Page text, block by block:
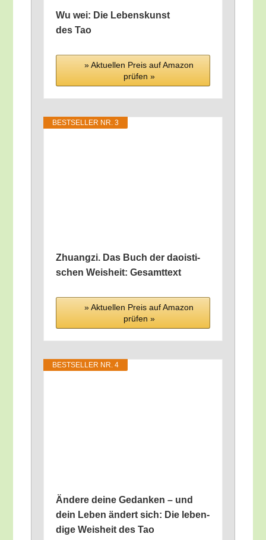
Wu wei: Die Lebens­kunst
des Tao
» Aktu­el­len Preis auf Ama­zon
prü­fen »
BEST­SEL­LER NR. 3
Zhuang­zi. Das Buch der dao­is­ti­
schen Weis­heit: Gesamttext
» Aktu­el­len Preis auf Ama­zon
prü­fen »
BEST­SEL­LER NR. 4
Ände­re dei­ne Gedan­ken – und
dein Leben ändert sich: Die leben­
di­ge Weis­heit des Tao